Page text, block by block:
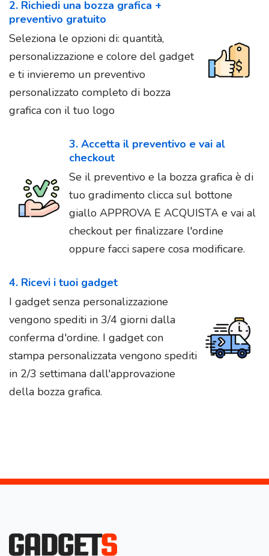
2. Richiedi una bozza grafica +
preventivo gratuito
Seleziona le opzioni di: quantità,
personalizzazione e colore del gadget
e ti invieremo un preventivo
personalizzato completo di bozza
grafica con il tuo logo
3. Accetta il preventivo e vai al
checkout
Se il preventivo e la bozza grafica è di
tuo gradimento clicca sul bottone
giallo APPROVA E ACQUISTA e vai al
checkout per finalizzare l'ordine
oppure facci sapere cosa modificare.
4. Ricevi i tuoi gadget
I gadget senza personalizzazione
vengono spediti in 3/4 giorni dalla
conferma d'ordine. I gadget con
stampa personalizzata vengono spediti
in 2/3 settimana dall'approvazione
della bozza grafica.